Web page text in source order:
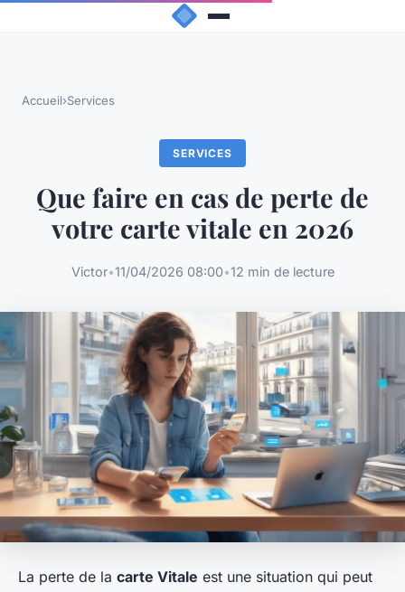
Accueil›Services
SERVICES
Que faire en cas de perte de
votre carte vitale en 2026
Victor•11/04/2026 08:00•12 min de lecture
La perte de la carte Vitale est une situation qui peut